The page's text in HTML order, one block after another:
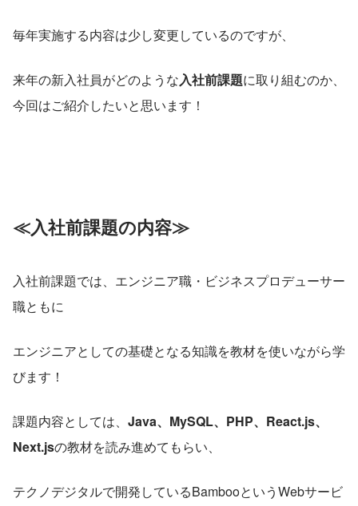
毎年実施する内容は少し変更しているのですが、
来年の新入社員がどのような入社前課題に取り組むのか、
今回はご紹介したいと思います！
≪入社前課題の内容≫
入社前課題では、エンジニア職・ビジネスプロデューサー
職ともに
エンジニアとしての基礎となる知識を教材を使いながら学
びます！
課題内容としては、 Java、MySQL、PHP、React.js、
Next.jsの教材を読み進めてもらい、
テクノデジタルで開発しているBambooというWebサービ